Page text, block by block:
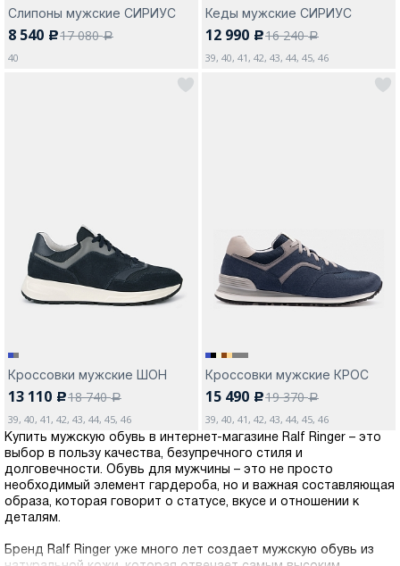
Слипоны мужские СИРИУС
8 540 c17 080a
40
Кеды мужские СИРИУС
12 990 c16 240a
39, 40, 41, 42, 43, 44, 45, 46
Кроссовки мужские ШОН
13 110 c18 740a
39, 40, 41, 42, 43, 44, 45, 46
Кроссовки мужские КРОС
15 490 c19 370a
39, 40, 41, 42, 43, 44, 45, 46
Купить мужскую обувь в интернет-магазине Ralf Ringer – это
выбор в пользу качества, безупречного стиля и
долговечности. Обувь для мужчины – это не просто
необходимый элемент гардероба, но и важная составляющая
образа, которая говорит о статусе, вкусе и отношении к
деталям.
Бренд Ralf Ringer уже много лет создает мужскую обувь из